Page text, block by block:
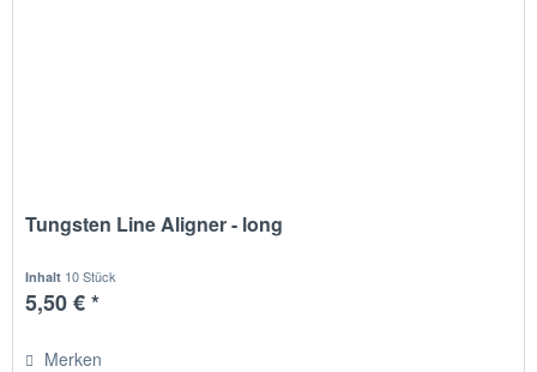
Tungsten Line Aligner - long
Inhalt 10 Stück
5,50 € *
Merken